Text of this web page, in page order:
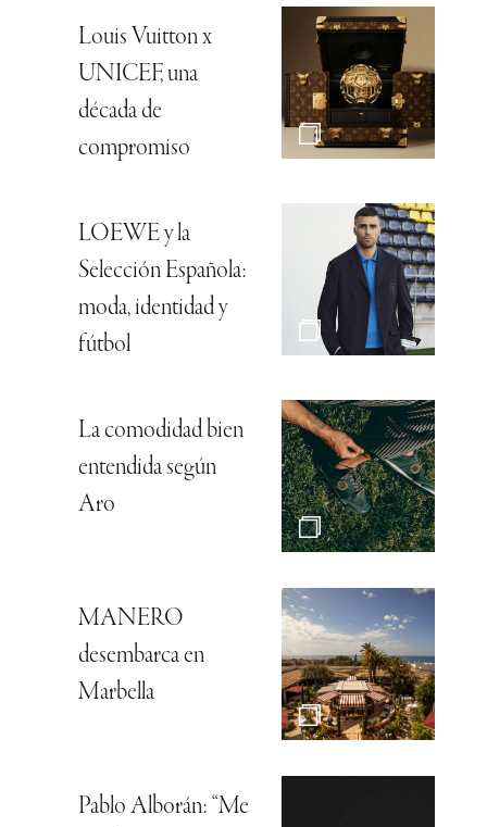
Louis Vuitton x
UNICEF, una
década de
compromiso
LOEWE y la
Selección Española:
moda, identidad y
fútbol
La comodidad bien
entendida según
Aro
MANERO
desembarca en
Marbella
Pablo Alborán: “Me